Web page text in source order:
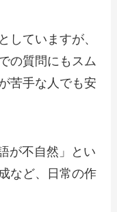
していますが、
の質問にもスム
苦手な人でも安
が不自然」とい
など、日常の作